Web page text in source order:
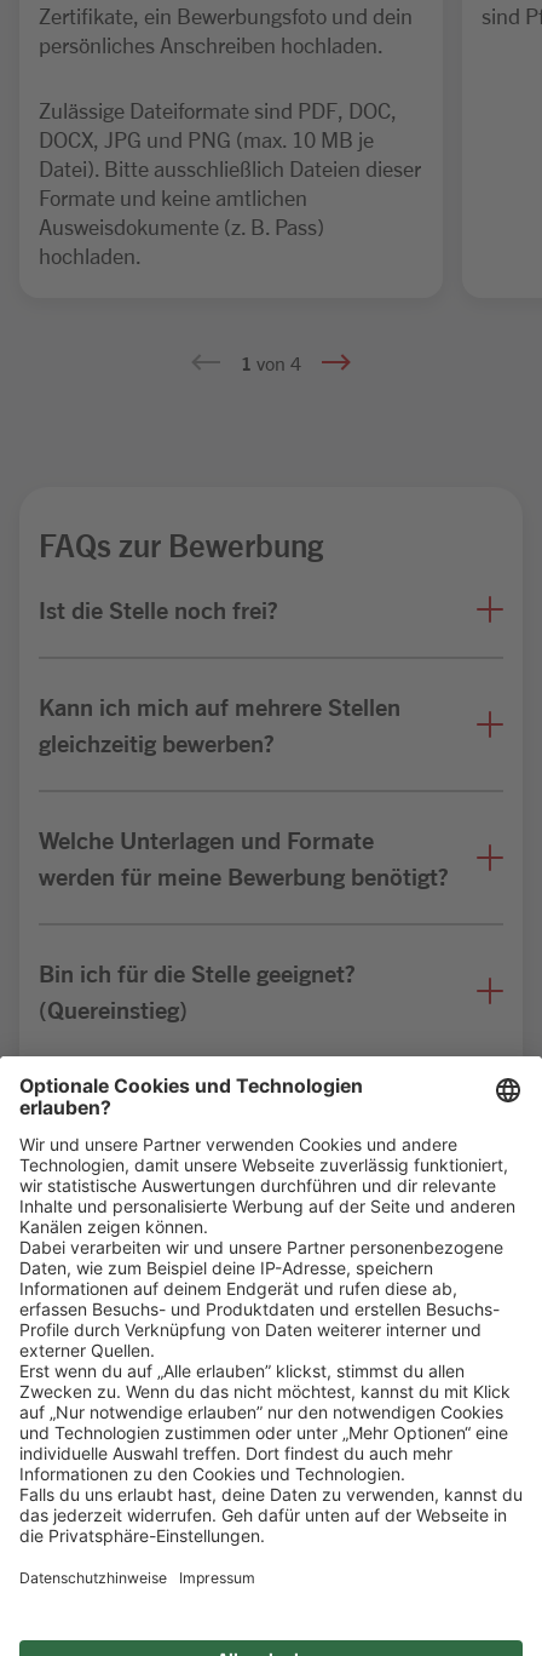
Zertifikate, ein Bewerbungsfoto und dein
persönliches Anschreiben hochladen.
Zulässige Dateiformate sind PDF, DOC,
DOCX, JPG und PNG (max. 10 MB je
Datei). Bitte ausschließlich Dateien dieser
Formate und keine amtlichen
Ausweisdokumente (z. B. Pass)
hochladen.
sind
1 von 4
FAQs zur Bewerbung
Ist die Stelle noch frei?
Kann ich mich auf mehrere Stellen
gleichzeitig bewerben?
Welche Unterlagen und Formate
werden für meine Bewerbung benötigt?
Bin ich für die Stelle geeignet?
(Quereinstieg)
Weitere FAQs
Klickehier, um alle offenen Jobs zu sehen.
Impressum Datenschutz
Privatsphäre-Einstellungen
FAQ
Veranstaltungen
Sitemap